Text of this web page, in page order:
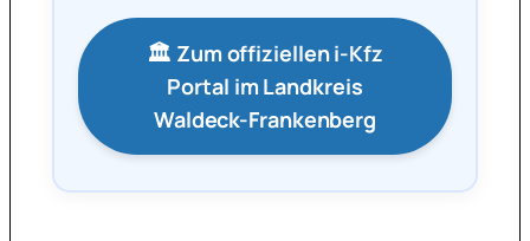
🏛️ Zum offiziellen i-Kfz
Portal im Landkreis
Waldeck-Frankenberg